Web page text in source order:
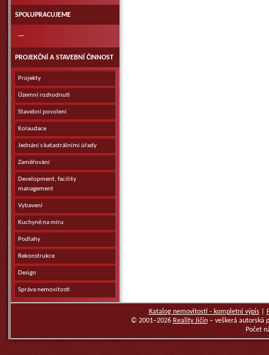
SPOLUPRACUJEME
—
PROJEKČNÍ A STAVEBNÍ ČINNOST
Projekty
Územní rozhodnutí
Stavební povolení
Kolaudace
Jednání s katastrálními úřady
Zaměřování
Development, facility
management
Vybavení
Kuchyně na míru
Podlahy
Rekonstrukce
Design
Správa nemovitostí
Katalog nemovitostí - kompletní výpis|
© 2001–2026 Reality Jičín– veškerá autorská
Počet